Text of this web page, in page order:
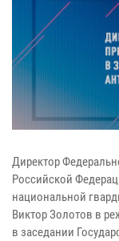
Директор
Российской
национальной
Виктор Золотов в
в заседании